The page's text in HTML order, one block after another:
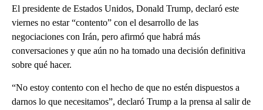
El presidente de Estados Unidos, Donald Trump, declaró este
viernes no estar “contento” con el desarrollo de las
negociaciones con Irán, pero afirmó que habrá más
conversaciones y que aún no ha tomado una decisión definitiva
sobre qué hacer.
“No estoy contento con el hecho de que no estén dispuestos a
darnos lo que necesitamos”, declaró Trump a la prensa al salir de